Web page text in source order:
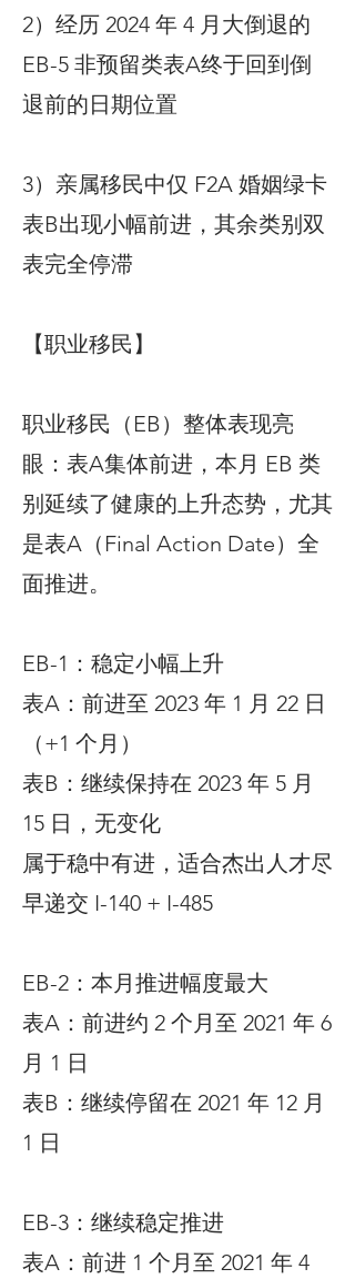
2）经历 2024 年 4 月大倒退的
EB-5 非预留类表A终于回到倒
退前的日期位置
3）亲属移民中仅 F2A 婚姻绿卡
表B出现小幅前进，其余类别双
表完全停滞
【职业移民】
职业移民（EB）整体表现亮
眼：表A集体前进，本月 EB 类
别延续了健康的上升态势，尤其
是表A（Final Action Date）全
面推进。
EB-1：稳定小幅上升
表A：前进至 2023 年 1 月 22 日
（+1 个月）
表B：继续保持在 2023 年 5 月
15 日，无变化
属于稳中有进，适合杰出人才尽
早递交 I-140 + I-485
EB-2：本月推进幅度最大
表A：前进约 2 个月至 2021 年 6
月 1 日
表B：继续停留在 2021 年 12 月
1 日
EB-3：继续稳定推进
表A：前进 1 个月至 2021 年 4